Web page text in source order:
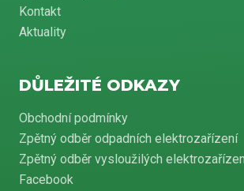
Kontakt
Aktuality
DŮLEŽITÉ ODKAZY
Obchodní podmínky
Zpětný odběr odpadních elektrozařízení
Zpětný odběr vysloužilých
Facebook